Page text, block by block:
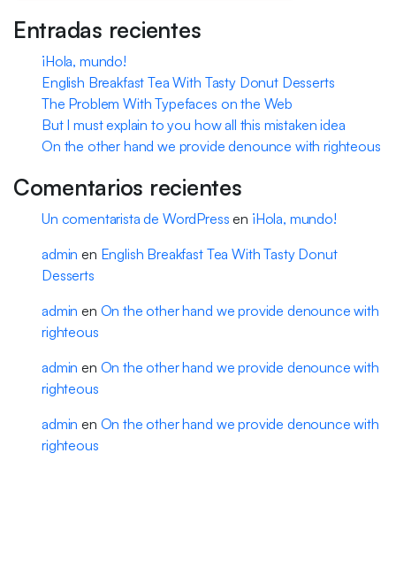
Entradas recientes
¡Hola, mundo!
English Breakfast Tea With Tasty Donut Desserts
The Problem With Typefaces on the Web
But I must explain to you how all this mistaken idea
On the other hand we provide denounce with righteous
Comentarios recientes
Un comentarista de WordPress en ¡Hola, mundo!
admin en English Breakfast Tea With Tasty Donut
Desserts
admin en On the other hand we provide denounce with
righteous
admin en On the other hand we provide denounce with
righteous
admin en On the other hand we provide denounce with
righteous